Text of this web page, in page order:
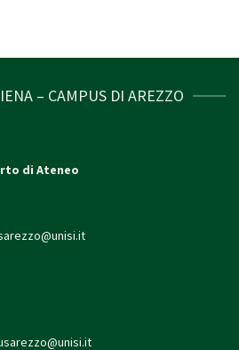
– CAMPUS DI AREZZO
di Ateneo